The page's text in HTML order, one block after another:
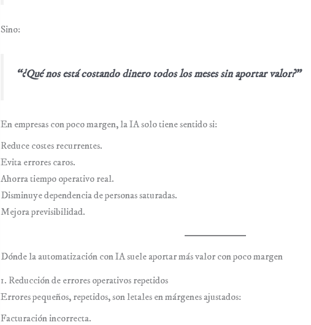
Sino:
“¿Qué nos está costando dinero todos los meses sin aportar valor?”
En empresas con poco margen, la IA solo tiene sentido si:
Reduce costes recurrentes.
Evita errores caros.
Ahorra tiempo operativo real.
Disminuye dependencia de personas saturadas.
Mejora previsibilidad.
Dónde la automatización con IA suele aportar más valor con poco margen
1. Reducción de errores operativos repetidos
Errores pequeños, repetidos, son letales en márgenes ajustados:
Facturación incorrecta.